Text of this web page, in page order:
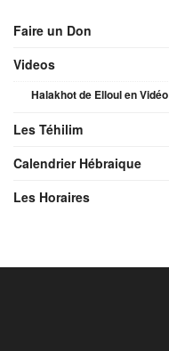
Faire un Don
Videos
Halakhot de Elloul en Vidéo
Les Téhilim
Calendrier Hébraique
Les Horaires